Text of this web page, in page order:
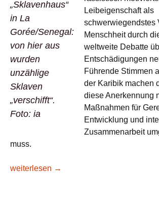
„Sklavenhaus“
in La
Gorée/Senegal:
von hier aus
wurden
unzählige
Sklaven
„verschifft“.
Foto: ia
Leibeigenschaft als
schwerwiegendstes
Menschheit durch
weltweite Debatte
Entschädigungen
Führende Stimmen
der Karibik machen
diese Anerkennung
Maßnahmen für
Entwicklung und
Zusammenarbeit
muss.
Lesetipp/E+Z: Sklaverei – Das
weiterlesen →